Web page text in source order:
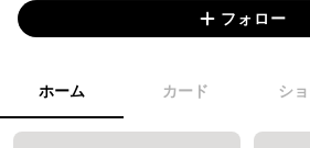
フォロー
ホーム カード シ